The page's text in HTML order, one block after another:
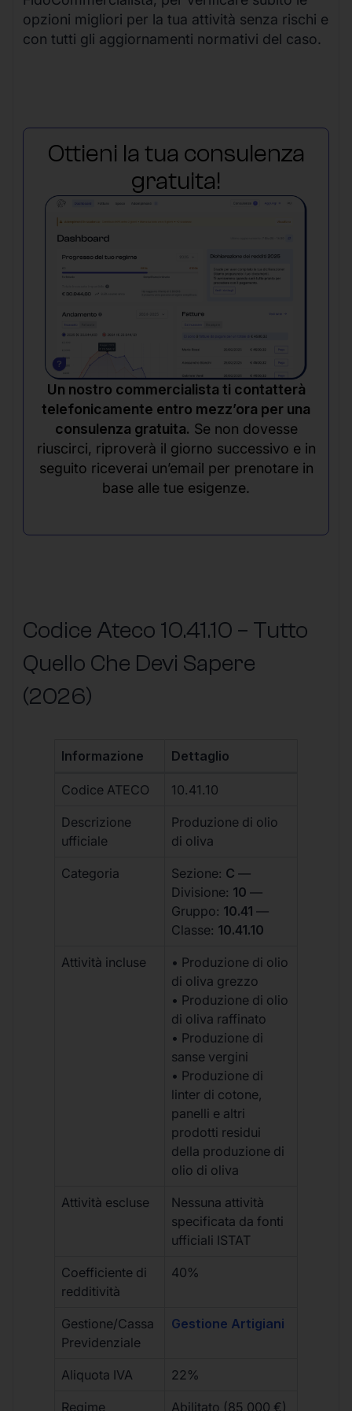
opzioni migliori per la tua attività senza rischi e
con tutti gli aggiornamenti normativi del caso.
Ottieni la tua consulenza
gratuita!
Un nostro commercialista ti contatterà
telefonicamente entro mezz’ora per una
consulenza gratuita. Se non dovesse
riuscirci, riproverà il giorno successivo e in
seguito riceverai un’email per prenotare in
base alle tue esigenze.
Codice Ateco 10.41.10 – Tutto
Quello Che Devi Sapere
(2026)
Informazione Dettaglio
Codice ATECO 10.41.10
Descrizione
ufficiale
Produzione di olio
di oliva
Categoria Sezione: C —
Divisione: 10 —
Gruppo: 10.41 —
Classe: 10.41.10
Attività incluse
• Produzione di olio
di oliva grezzo
• Produzione di olio
di oliva raffinato
• Produzione di
sanse vergini
• Produzione di
linter di cotone,
panelli e altri
prodotti residui
della produzione di
olio di oliva
Attività escluse
Nessuna attività
specificata da fonti
ufficiali ISTAT
Coefficiente di
redditività
40%
Gestione/Cassa
Previdenziale
Gestione Artigiani
Aliquota IVA 22%
Regime Abilitato (85 000 €)